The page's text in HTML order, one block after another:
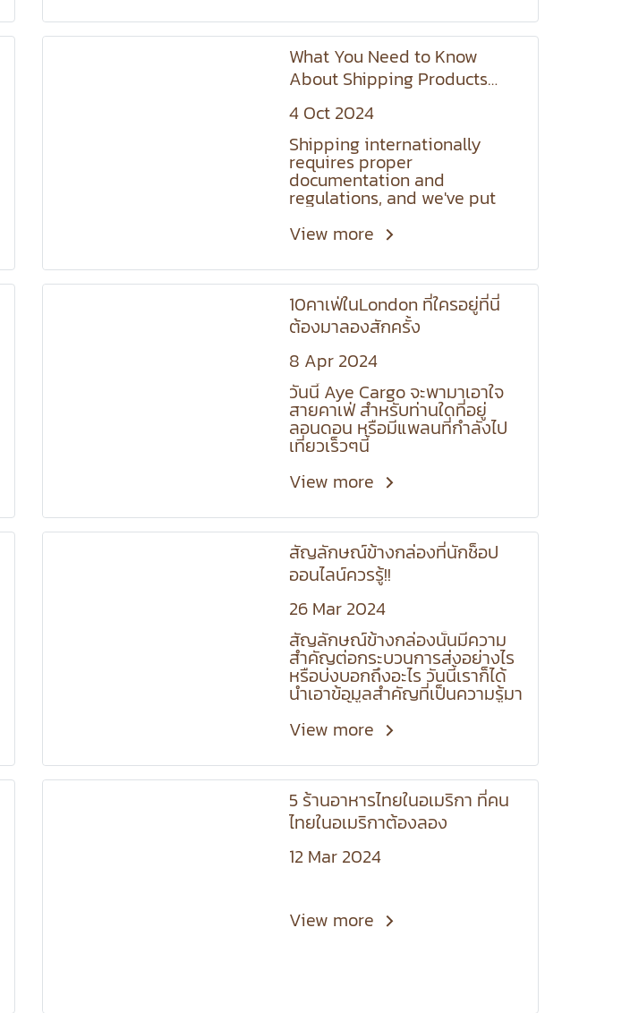
every season at budget-
friendly prices. Whether
you're looking for casual wear,
trendy outfits, or bulk
purchases for resale, weve
rounded up six top shopping
What You Need to Know
About Shipping Products
Abroad
4 Oct 2024
Shipping internationally
requires proper
documentation and
regulations, and we've put
together the information for
you.
View more
10คาเฟ่ในLondon ที่ใครอยู่ที่นี่
ต้องมาลองสักครั้ง
8 Apr 2024
วันนี้ Aye Cargo จะพามาเอาใจ
สายคาเฟ่ สำหรับท่านใดที่อยู่
ลอนดอน หรือมีแพลนที่กำลังไป
เที่ยวเร็วๆนี้
View more
สัญลักษณ์ข้างกล่องที่นักช็อป
ออนไลน์ควรรู้!!
26 Mar 2024
สัญลักษณ์ข้างกล่องนั้นมีความ
สำคัญต่อกระบวนการส่งอย่างไร
หรือบ่งบอกถึงอะไร วันนี้เราก็ได้
นำเอาข้อมูลสำคัญที่เป็นความรู้มา
แบ่งปันทั้งผู้ประกอบการรายใหม่
และรายเก่า
View more
5 ร้านอาหารไทยในอเมริกา ที่คน
ไทยในอเมริกาต้องลอง
12 Mar 2024
View more